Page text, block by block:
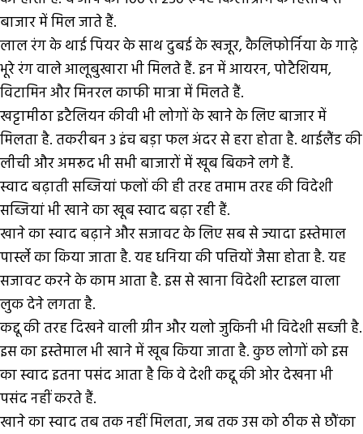
बाजार में मिल जाते हैं.
लाल रंग के थाई पियर के साथ दुबई के खजूर, कैलिफोर्निया के गाढ़े
भूरे रंग वाले आलूबुखारा भी मिलते हैं. इन में आयरन, पोटैशियम,
विटामिन और मिनरल काफी मात्रा में मिलते हैं.
खट्टामीठा इटैलियन कीवी भी लोगों के खाने के लिए बाजार में
मिलता है. तकरीबन 3 इंच बड़ा फल अंदर से हरा होता है. थाईलैंड की
लीची और अमरूद भी सभी बाजारों में खूब बिकने लगे हैं.
स्वाद बढ़ाती सब्जियां फलों की ही तरह तमाम तरह की विदेशी
सब्जियां भी खाने का खूब स्वाद बढ़ा रही हैं.
खाने का स्वाद बढ़ाने और सजावट के लिए सब से ज्यादा इस्तेमाल
पार्स्ले का किया जाता है. यह धनिया की पत्तियों जैसा होता है. यह
सजावट करने के काम आता है. इस से खाना विदेशी स्टाइल वाला
लुक देने लगता है.
कद्दू की तरह दिखने वाली ग्रीन और यलो जुकिनी भी विदेशी सब्जी है.
इस का इस्तेमाल भी खाने में खूब किया जाता है. कुछ लोगों को इस
का स्वाद इतना पसंद आता है कि वे देशी कद्दू की ओर देखना भी
पसंद नहीं करते हैं.
खाने का स्वाद तब तक नहीं मिलता, जब तक उस को ठीक से छौंका